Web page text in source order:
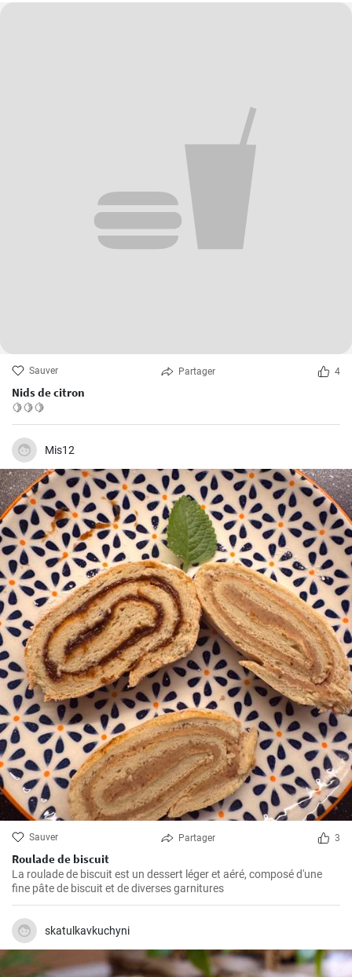
Sauver Partager 4
Nids de citron
🍋🍋🍋
Mis12
Sauver Partager 3
Roulade de biscuit
La roulade de biscuit est un dessert léger et aéré, composé d'une
fine pâte de biscuit et de diverses garnitures
skatulkavkuchyni